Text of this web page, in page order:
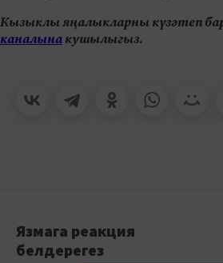
Кызыклы яңалыкларны күзәтеп
каналынакушылыгыз.
Язмага реакция
белдерегез